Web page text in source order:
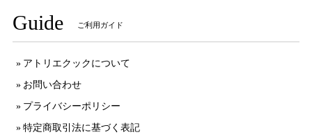
Guide ご利用ガイド
アトリエクックについて
お問い合わせ
プライバシーポリシー
特定商取引法に基づく表記